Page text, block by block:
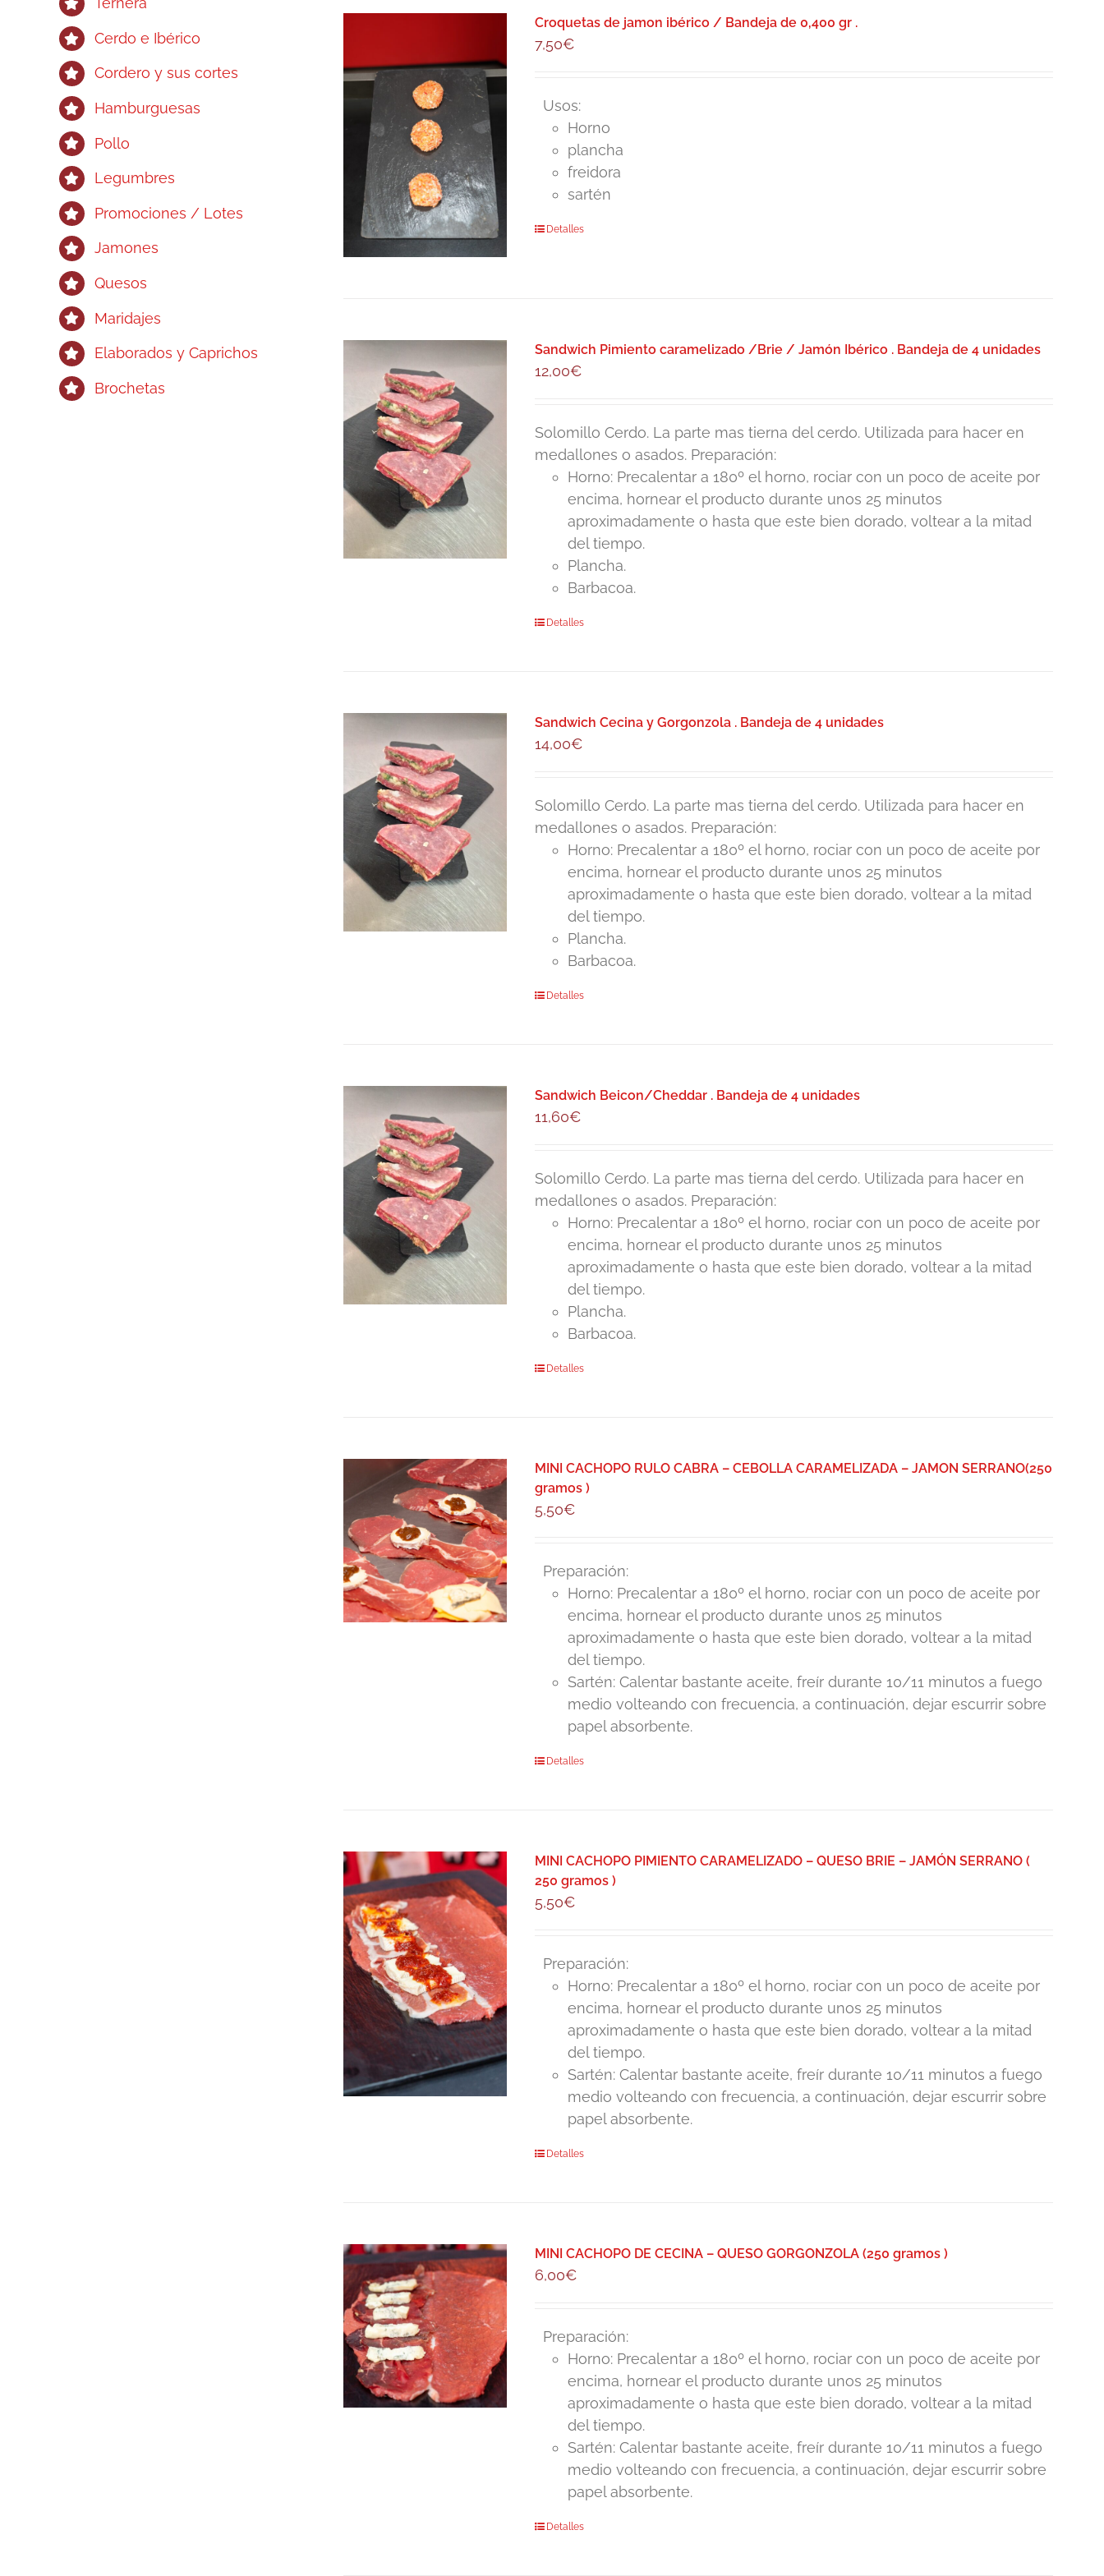
Croquetas de jamon ibérico / Bandeja de 0,400 gr .
7,50€
Usos:
Horno
plancha
freidora
sartén
Detalles
Sandwich Pimiento caramelizado /Brie / Jamón Ibérico . Bandeja de 4 unidades
12,00€
Solomillo Cerdo. La parte mas tierna del cerdo. Utilizada para hacer en
medallones o asados. Preparación:
Horno: Precalentar a 180º el horno, rociar con un poco de aceite por
encima, hornear el producto durante unos 25 minutos
aproximadamente o hasta que este bien dorado, voltear a la mitad
del tiempo.
Plancha.
Barbacoa.
Detalles
Sandwich Cecina y Gorgonzola . Bandeja de 4 unidades
14,00€
Solomillo Cerdo. La parte mas tierna del cerdo. Utilizada para hacer en
medallones o asados. Preparación:
Horno: Precalentar a 180º el horno, rociar con un poco de aceite por
encima, hornear el producto durante unos 25 minutos
aproximadamente o hasta que este bien dorado, voltear a la mitad
del tiempo.
Plancha.
Barbacoa.
Detalles
Sandwich Beicon/Cheddar . Bandeja de 4 unidades
11,60€
Solomillo Cerdo. La parte mas tierna del cerdo. Utilizada para hacer en
medallones o asados. Preparación:
Horno: Precalentar a 180º el horno, rociar con un poco de aceite por
encima, hornear el producto durante unos 25 minutos
aproximadamente o hasta que este bien dorado, voltear a la mitad
del tiempo.
Plancha.
Barbacoa.
Detalles
MINI CACHOPO RULO CABRA – CEBOLLA CARAMELIZADA – JAMON SERRANO(250
gramos )
5,50€
Preparación:
Horno: Precalentar a 180º el horno, rociar con un poco de aceite por
encima, hornear el producto durante unos 25 minutos
aproximadamente o hasta que este bien dorado, voltear a la mitad
del tiempo.
Sartén: Calentar bastante aceite, freír durante 10/11 minutos a fuego
medio volteando con frecuencia, a continuación, dejar escurrir sobre
papel absorbente.
Detalles
MINI CACHOPO PIMIENTO CARAMELIZADO – QUESO BRIE – JAMÓN SERRANO (
250 gramos )
5,50€
Preparación:
Horno: Precalentar a 180º el horno, rociar con un poco de aceite por
encima, hornear el producto durante unos 25 minutos
aproximadamente o hasta que este bien dorado, voltear a la mitad
del tiempo.
Sartén: Calentar bastante aceite, freír durante 10/11 minutos a fuego
medio volteando con frecuencia, a continuación, dejar escurrir sobre
papel absorbente.
Detalles
MINI CACHOPO DE CECINA – QUESO GORGONZOLA (250 gramos )
6,00€
Preparación:
Horno: Precalentar a 180º el horno, rociar con un poco de aceite por
encima, hornear el producto durante unos 25 minutos
aproximadamente o hasta que este bien dorado, voltear a la mitad
del tiempo.
Sartén: Calentar bastante aceite, freír durante 10/11 minutos a fuego
medio volteando con frecuencia, a continuación, dejar escurrir sobre
papel absorbente.
Detalles
Cerdo e Ibérico
Cordero y sus cortes
Hamburguesas
Pollo
Legumbres
Promociones / Lotes
Jamones
Quesos
Maridajes
Elaborados y Caprichos
Brochetas